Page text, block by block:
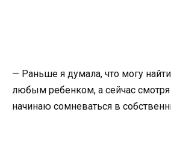
— Раньше я думала, что могу
любым ребенком, а сейчас смотря
начинаю сомневаться в